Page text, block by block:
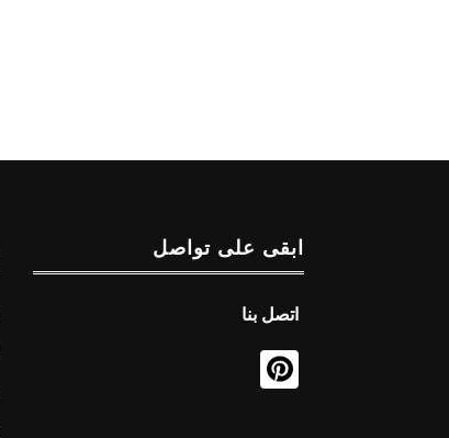
ابقى على تواصل
اتصل بنا